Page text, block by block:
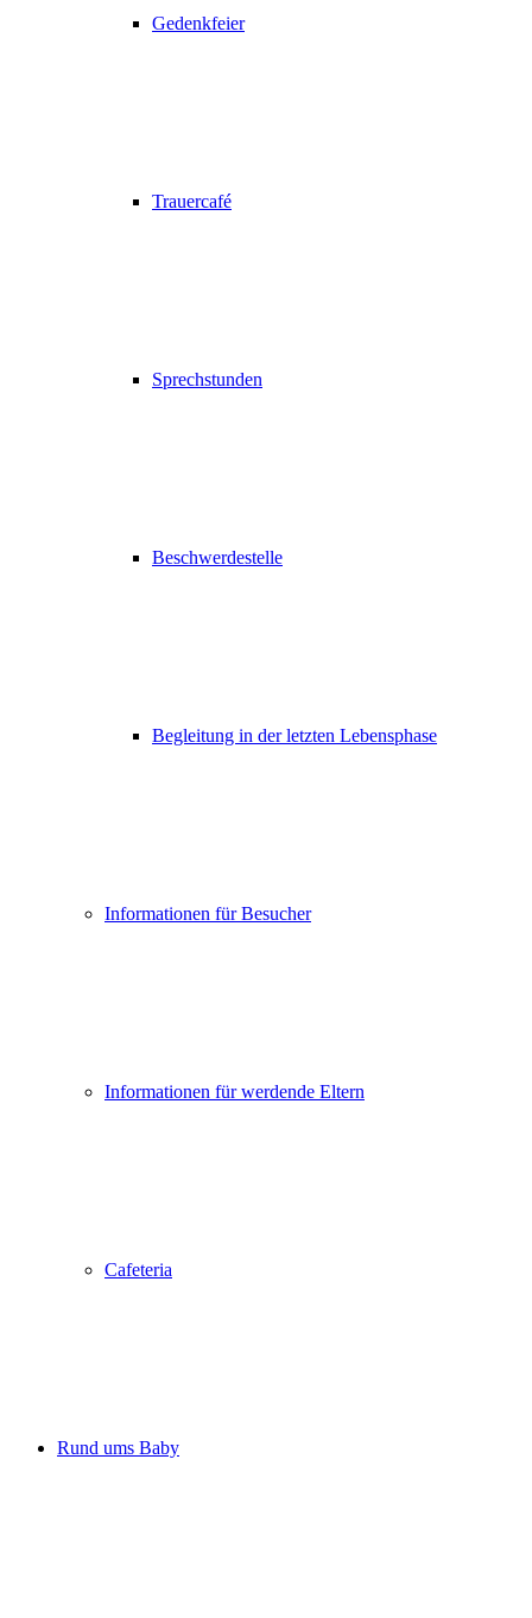
Gedenkfeier
Trauercafé
Sprechstunden
Beschwerdestelle
Begleitung in der letzten Lebensphase
Informationen für Besucher
Informationen für werdende Eltern
Cafeteria
Rund ums Baby